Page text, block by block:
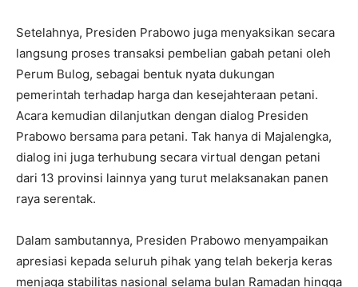
Setelahnya, Presiden Prabowo juga menyaksikan secara
langsung proses transaksi pembelian gabah petani oleh
Perum Bulog, sebagai bentuk nyata dukungan
pemerintah terhadap harga dan kesejahteraan petani.
Acara kemudian dilanjutkan dengan dialog Presiden
Prabowo bersama para petani. Tak hanya di Majalengka,
dialog ini juga terhubung secara virtual dengan petani
dari 13 provinsi lainnya yang turut melaksanakan panen
raya serentak.
Dalam sambutannya, Presiden Prabowo menyampaikan
apresiasi kepada seluruh pihak yang telah bekerja keras
menjaga stabilitas nasional selama bulan Ramadan hingga